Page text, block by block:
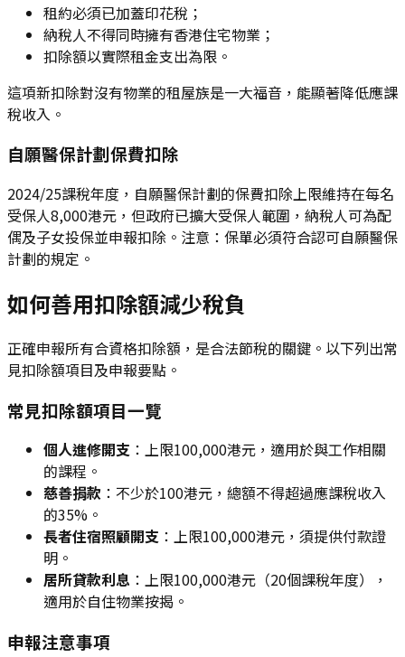
租約必須已加蓋印花稅；
納稅人不得同時擁有香港住宅物業；
扣除額以實際租金支出為限。
這項新扣除對沒有物業的租屋族是一大福音，能顯著降低應課
稅收入。
自願醫保計劃保費扣除
2024/25課稅年度，自願醫保計劃的保費扣除上限維持在每名
受保人8,000港元，但政府已擴大受保人範圍，納稅人可為配
偶及子女投保並申報扣除。注意：保單必須符合認可自願醫保
計劃的規定。
如何善用扣除額減少稅負
正確申報所有合資格扣除額，是合法節稅的關鍵。以下列出常
見扣除額項目及申報要點。
常見扣除額項目一覽
個人進修開支 ：上限100,000港元，適用於與工作相關
的課程。
慈善捐款 ：不少於100港元，總額不得超過應課稅收入
的35%。
長者住宿照顧開支 ：上限100,000港元，須提供付款證
明。
居所貸款利息 ：上限100,000港元（20個課稅年度），
適用於自住物業按揭。
申報注意事項